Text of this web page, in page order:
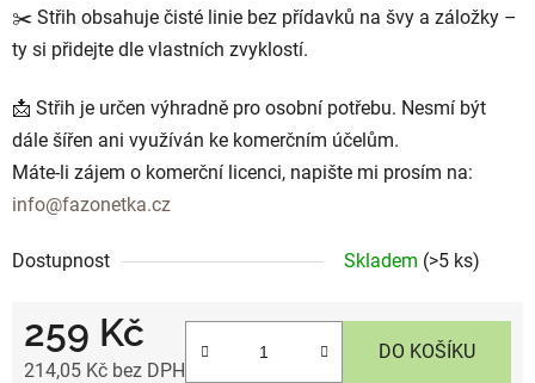
✂️ Střih obsahuje čisté linie bez přídavků na švy a záložky –
ty si přidejte dle vlastních zvyklostí.
📩 Střih je určen výhradně pro osobní potřebu. Nesmí být
dále šířen ani využíván ke komerčním účelům.
Máte-li zájem o komerční licenci, napište mi prosím na:
info@fazonetka.cz
Dostupnost Skladem (>5 ks)
259 Kč
214,05 Kč bez DPH
DO KOŠÍKU